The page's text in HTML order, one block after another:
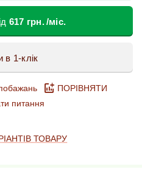
617 грн./міс.
в 1-клік
ПОРІВНЯТИ
питання
ТОВАРУ